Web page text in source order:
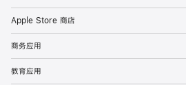
Apple Store 商店
商务应用
教育应用